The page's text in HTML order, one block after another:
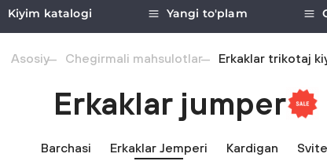
Kiyim katalogi Yangi to'plam
Asosiy Chegirmali mahsulotlar Erkaklar trikotaj
Erkaklar jumper
Barchasi Erkaklar Jemperi Kardigan